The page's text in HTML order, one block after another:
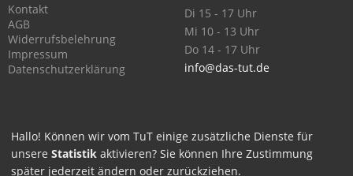
Kontakt
AGB
Widerrufsbelehrung
Impressum
Datenschutzerklärung
Di 15 - 17 Uhr
Mi 10 - 13 Uhr
Do 14 - 17 Uhr
info@das-tut.de
0511 320
Hallo! Können wir vom TuT einige zusätzliche Dienste für
unsere Statistik aktivieren? Sie können Ihre Zustimmung
später jederzeit ändern oder zurückziehen.